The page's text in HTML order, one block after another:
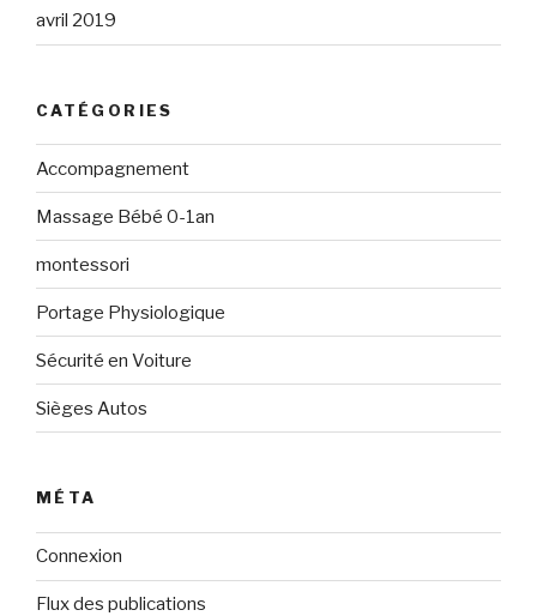
avril 2019
CATÉGORIES
Accompagnement
Massage Bébé 0-1an
montessori
Portage Physiologique
Sécurité en Voiture
Sièges Autos
MÉTA
Connexion
Flux des publications